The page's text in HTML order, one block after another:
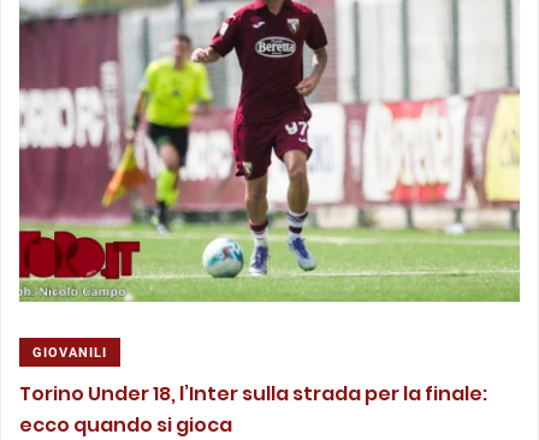
GIOVANILI
Torino Under 18, l’Inter sulla strada per la finale:
ecco quando si gioca